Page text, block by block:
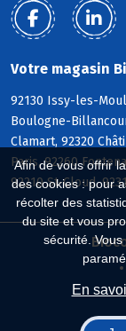
Afin de vous offrir
des cookies : pour
récolter des
du site et vous
sécurité.
En
Votre magasin
92130 Issy-les-
Boulogne-
Clamart, 92320
Paris, 92260
92210 St-Cloud,